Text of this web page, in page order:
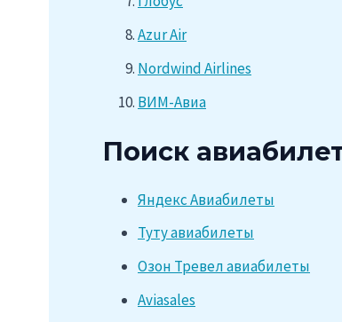
Azur Air
Nordwind Airlines
ВИМ-Авиа
Поиск
Яндекс Авиабилеты
Туту авиабилеты
Озон Тревел авиабилеты
Aviasales